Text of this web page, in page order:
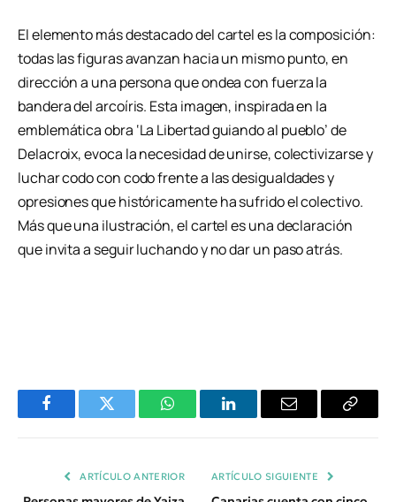
El elemento más destacado del cartel es la composición:
todas las figuras avanzan hacia un mismo punto, en
dirección a una persona que ondea con fuerza la
bandera del arcoíris. Esta imagen, inspirada en la
emblemática obra ‘La Libertad guiando al pueblo’ de
Delacroix, evoca la necesidad de unirse, colectivizarse y
luchar codo con codo frente a las desigualdades y
opresiones que históricamente ha sufrido el colectivo.
Más que una ilustración, el cartel es una declaración
que invita a seguir luchando y no dar un paso atrás.
FacebookTwitter WhatsAppLinkedInEmail
Copiar
ARTÍCULO ANTERIOR ARTÍCULO SIGUIENTE